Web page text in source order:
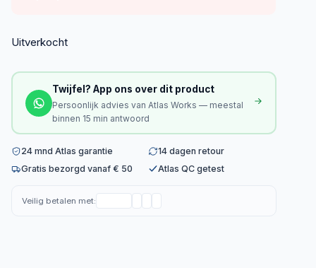
Uitverkocht
Twijfel? App ons over dit product
Persoonlijk advies van Atlas Works — meestal
binnen 15 min antwoord
24 mnd Atlas garantie
14 dagen retour
Gratis bezorgd vanaf € 50
Atlas QC getest
Veilig betalen met: